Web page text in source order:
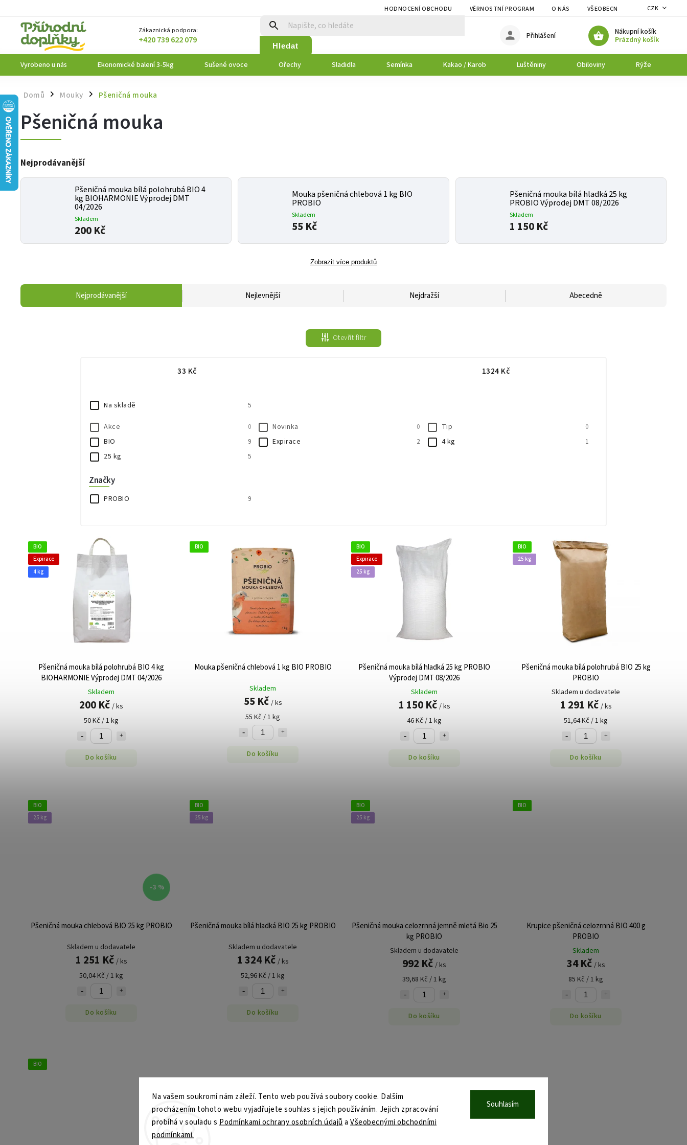
Na vašem soukromí nám záleží. Tento web používá soubory cookie. Dalším
procházením tohoto webu vyjadřujete souhlas s jejich používáním. Jejich zpracování
probíhá v souladu s Podmínkami ochrany osobních údajů a Všeobecnými obchodními
podmínkami.
Souhlasím
HODNOCENÍ OBCHODU VĚRNOSTNÍ PROGRAM O NÁS VŠEOBECNÉ OBCHODNÍ PODMÍNKY
CZK
Zákaznická podpora:
+420 739 622 079 Hledat
Nákupní košík
Prázdný košík
Přihlášení
Vyrobeno u nás Ekonomické balení 3-5kg Sušené ovoce Ořechy Sladidla Semínka Kakao / Karob Luštěniny Obiloviny Rýže
Domů / Mouky / Pšeničná mouka
Pšeničná mouka
Nejprodávanější
Pšeničná mouka bílá polohrubá BIO 4
kg BIOHARMONIE Výprodej DMT
04/2026
Skladem
200 Kč
Mouka pšeničná chlebová 1 kg BIO
PROBIO
Skladem
55 Kč
Pšeničná mouka bílá hladká 25 kg
PROBIO Výprodej DMT 08/2026
Skladem
1 150 Kč
Zobrazit více produktů
Nejprodávanější Nejlevnější Nejdražší Abecedně
Otevřít filtr
33 Kč 1324 Kč
Na skladě 5
Akce 0 Novinka 0 Tip 0
BIO 9 Expirace 2 4 kg 1
25 kg 5
Značky
PROBIO 9
BIO
Expirace
4 kg
Pšeničná mouka bílá polohrubá BIO 4 kg
BIOHARMONIE Výprodej DMT 04/2026
Skladem
200 Kč / ks
50 Kč / 1 kg
Do košíku
BIO
Mouka pšeničná chlebová 1 kg BIO PROBIO
Skladem
55 Kč / ks
55 Kč / 1 kg
Do košíku
BIO
Expirace
25 kg
Pšeničná mouka bílá hladká 25 kg PROBIO
Výprodej DMT 08/2026
Skladem
1 150 Kč / ks
46 Kč / 1 kg
Do košíku
BIO
25 kg
Pšeničná mouka bílá polohrubá BIO 25 kg
PROBIO
Skladem u dodavatele
1 291 Kč / ks
51,64 Kč / 1 kg
Do košíku
BIO
25 kg
–3 %
Pšeničná mouka chlebová BIO 25 kg PROBIO
Skladem u dodavatele
1 251 Kč / ks
50,04 Kč / 1 kg
Do košíku
BIO
25 kg
Pšeničná mouka bílá hladká BIO 25 kg PROBIO
Skladem u dodavatele
1 324 Kč / ks
52,96 Kč / 1 kg
Do košíku
BIO
25 kg
Pšeničná mouka celozrnná jemně mletá Bio 25
kg PROBIO
Skladem u dodavatele
992 Kč / ks
39,68 Kč / 1 kg
Do košíku
BIO
Krupice pšeničná celozrnná BIO 400 g
PROBIO
Skladem
34 Kč / ks
85 Kč / 1 kg
Do košíku
BIO